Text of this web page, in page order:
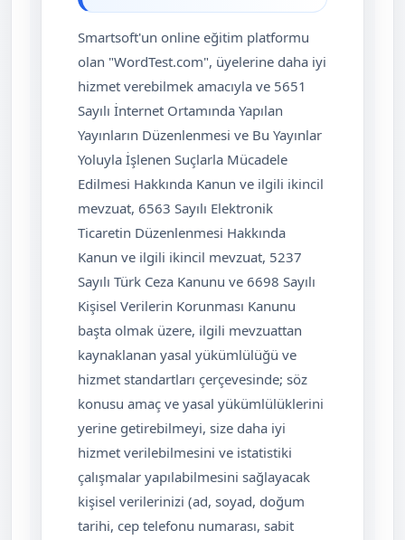
Smartsoft'un online eğitim platformu
olan "WordTest.com", üyelerine daha iyi
hizmet verebilmek amacıyla ve 5651
Sayılı İnternet Ortamında Yapılan
Yayınların Düzenlenmesi ve Bu Yayınlar
Yoluyla İşlenen Suçlarla Mücadele
Edilmesi Hakkında Kanun ve ilgili ikincil
mevzuat, 6563 Sayılı Elektronik
Ticaretin Düzenlenmesi Hakkında
Kanun ve ilgili ikincil mevzuat, 5237
Sayılı Türk Ceza Kanunu ve 6698 Sayılı
Kişisel Verilerin Korunması Kanunu
başta olmak üzere, ilgili mevzuattan
kaynaklanan yasal yükümlülüğü ve
hizmet standartları çerçevesinde; söz
konusu amaç ve yasal yükümlülüklerini
yerine getirebilmeyi, size daha iyi
hizmet verilebilmesini ve istatistiki
çalışmalar yapılabilmesini sağlayacak
kişisel verilerinizi (ad, soyad, doğum
tarihi, cep telefonu numarası, sabit